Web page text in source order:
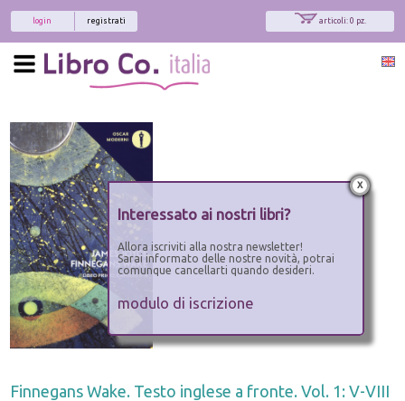
articoli: 0 pz.
registrati
login
Finnegans Wake. Testo inglese a fronte. Vol. 1: V-VIII
x
Interessato ai nostri libri?
Allora iscriviti alla nostra newsletter!
Sarai informato delle nostre novità, potrai
comunque cancellarti quando desideri.
modulo di iscrizione